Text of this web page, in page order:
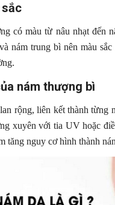
có màu từ nâu nhạt đến
nám trung bì nên màu
nám thượng bì
rộng, liên kết thành từng
xuyên với tia UV hoặc
tăng nguy cơ hình thành